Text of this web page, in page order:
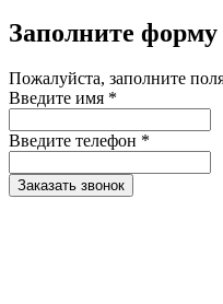
Заполните
Пожалуйста, заполните
Введите имя *
Введите телефон *